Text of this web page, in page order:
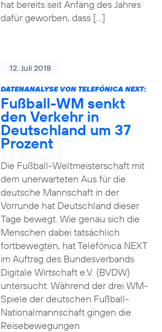
hat bereits seit Anfang des Jahres
dafür geworben, dass […]
12. Juli 2018
DATENANALYSE VON TELEFÓNICA NEXT:
Fußball-WM senkt
den Verkehr in
Deutschland um 37
Prozent
Die Fußball-Weltmeisterschaft mit
dem unerwarteten Aus für die
deutsche Mannschaft in der
Vorrunde hat Deutschland dieser
Tage bewegt. Wie genau sich die
Menschen dabei tatsächlich
fortbewegten, hat Telefónica NEXT
im Auftrag des Bundesverbands
Digitale Wirtschaft e.V. (BVDW)
untersucht. Während der drei WM-
Spiele der deutschen Fußball-
Nationalmannschaft gingen die
Reisebewegungen